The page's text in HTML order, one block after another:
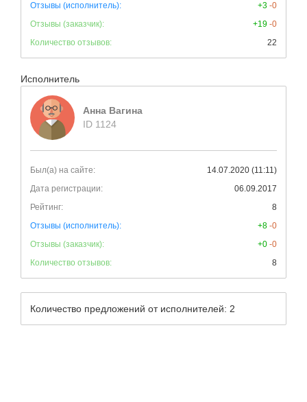
Отзывы (исполнитель):
+3 -0
Отзывы (заказчик):
+19 -0
Количество отзывов:
22
Исполнитель
Анна Вагина
ID 1124
Был(а) на сайте:
14.07.2020 (11:11)
Дата регистрации:
06.09.2017
Рейтинг:
8
Отзывы (исполнитель):
+8 -0
Отзывы (заказчик):
+0 -0
Количество отзывов:
8
Количество предложений от исполнителей: 2